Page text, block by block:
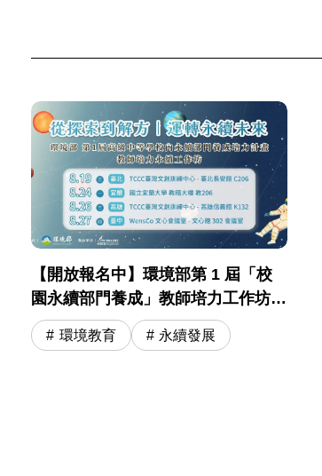
【開放報名中】環境部第 1 屆「校
園永續部門養成」教師培力工作坊
打造 #淨零永續校園！
環境教育 永續發展